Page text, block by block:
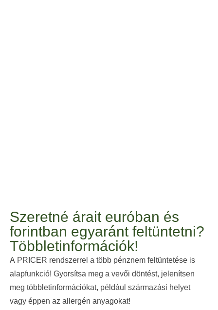
Szeretné árait euróban és
forintban egyaránt feltüntetni?
Többletinformációk!
A PRICER rendszerrel a több pénznem feltüntetése is
alapfunkció! Gyorsítsa meg a vevői döntést, jelenítsen
meg többletinformációkat, például származási helyet
vagy éppen az allergén anyagokat!